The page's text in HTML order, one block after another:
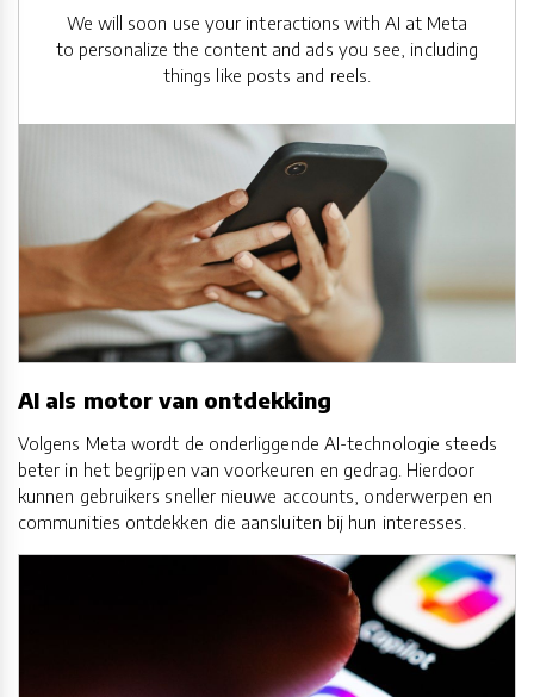
We will soon use your interactions with AI at Meta
to personalize the content and ads you see, including
things like posts and reels.
AI als motor van ontdekking
Volgens Meta wordt de onderliggende AI-technologie steeds
beter in het begrijpen van voorkeuren en gedrag. Hierdoor
kunnen gebruikers sneller nieuwe accounts, onderwerpen en
communities ontdekken die aansluiten bij hun interesses.